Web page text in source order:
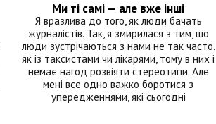
Ми ті самі — але вже інші
Я вразлива до того, як люди бачать
журналістів. Так, я змирилася з тим, що
люди зустрічаються з нами не так часто,
як із таксистами чи лікарями, тому в них і
немає нагод розвіяти стереотипи. Але
мені все одно важко боротися з
упередженнями, які сьогодні